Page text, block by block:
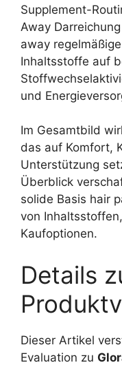
Supplement-
Away
away
Inhaltsstoffe auf
und
Im Gesamtbild
das auf Komfort,
Unterstützung
Überblick
solide Basis hair
von
Kaufoptionen.
Details
Dieser Artikel
Evaluation zu